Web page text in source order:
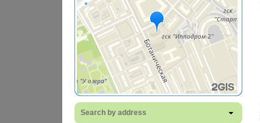
Search by address